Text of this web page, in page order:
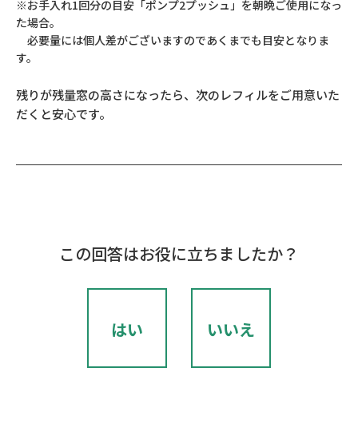
※お手入れ1回分の目安「ポンプ2プッシュ」を朝晩ご使用になっ
た場合。
必要量には個人差がございますのであくまでも目安となりま
す。
残りが残量窓の高さになったら、次のレフィルをご用意いた
だくと安心です。
この回答はお役に立ちましたか？
はい いいえ